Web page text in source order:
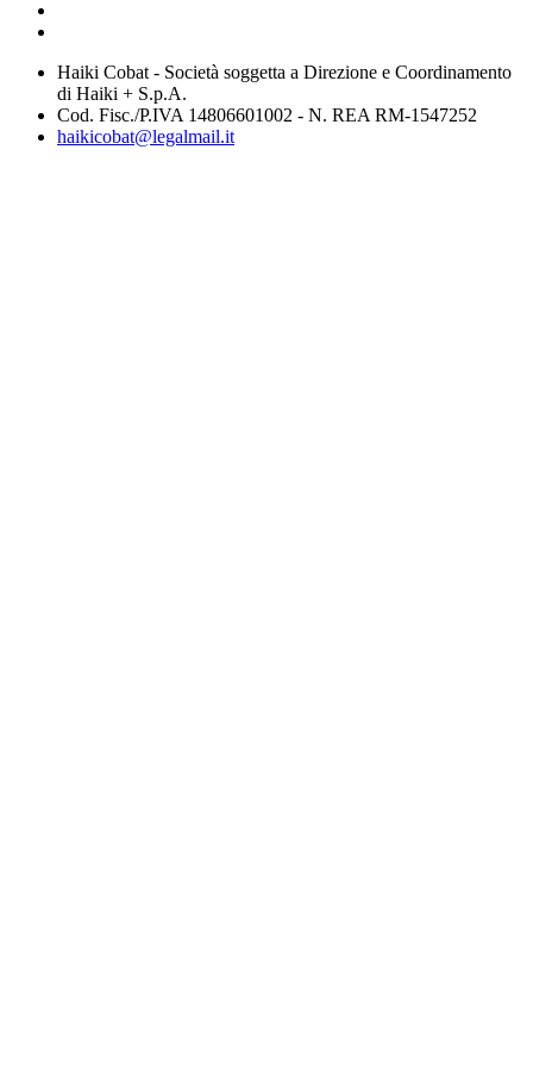
Haiki Cobat - Società soggetta a Direzione e Coordinamento
di Haiki + S.p.A.
Cod. Fisc./P.IVA 14806601002 - N. REA RM-1547252
haikicobat@legalmail.it